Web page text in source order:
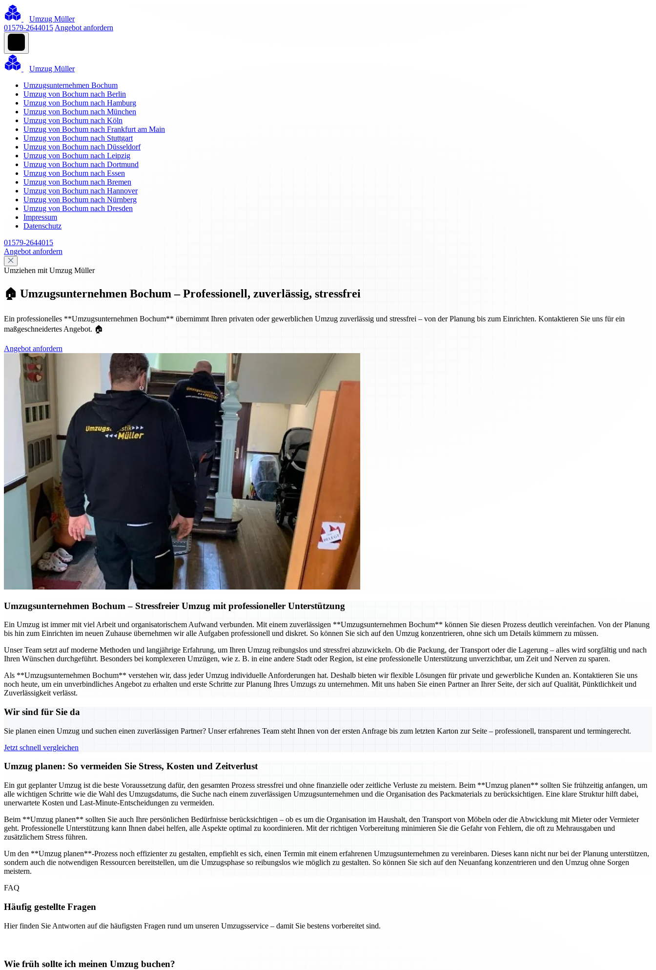
Umzug Müller
01579-2644015 Angebot anfordern
Umzug Müller
Umzugsunternehmen Bochum
Umzug von Bochum nach Berlin
Umzug von Bochum nach Hamburg
Umzug von Bochum nach München
Umzug von Bochum nach Köln
Umzug von Bochum nach Frankfurt am Main
Umzug von Bochum nach Stuttgart
Umzug von Bochum nach Düsseldorf
Umzug von Bochum nach Leipzig
Umzug von Bochum nach Dortmund
Umzug von Bochum nach Essen
Umzug von Bochum nach Bremen
Umzug von Bochum nach Hannover
Umzug von Bochum nach Nürnberg
Umzug von Bochum nach Dresden
Impressum
Datenschutz
01579-2644015
Angebot anfordern
Umziehen mit Umzug Müller
🏠 Umzugsunternehmen Bochum – Professionell, zuverlässig, stressfrei
Ein professionelles **Umzugsunternehmen Bochum** übernimmt Ihren privaten oder gewerblichen Umzug zuverlässig und stressfrei – von der Planung bis zum Einrichten. Kontaktieren Sie uns für ein
maßgeschneidertes Angebot. 🏠
Angebot anfordern
Umzugsunternehmen Bochum – Stressfreier Umzug mit professioneller Unterstützung
Ein Umzug ist immer mit viel Arbeit und organisatorischem Aufwand verbunden. Mit einem zuverlässigen **Umzugsunternehmen Bochum** können Sie diesen Prozess deutlich vereinfachen. Von der Planung
bis hin zum Einrichten im neuen Zuhause übernehmen wir alle Aufgaben professionell und diskret. So können Sie sich auf den Umzug konzentrieren, ohne sich um Details kümmern zu müssen.
Unser Team setzt auf moderne Methoden und langjährige Erfahrung, um Ihren Umzug reibungslos und stressfrei abzuwickeln. Ob die Packung, der Transport oder die Lagerung – alles wird sorgfältig und nach
Ihren Wünschen durchgeführt. Besonders bei komplexeren Umzügen, wie z. B. in eine andere Stadt oder Region, ist eine professionelle Unterstützung unverzichtbar, um Zeit und Nerven zu sparen.
Als **Umzugsunternehmen Bochum** verstehen wir, dass jeder Umzug individuelle Anforderungen hat. Deshalb bieten wir flexible Lösungen für private und gewerbliche Kunden an. Kontaktieren Sie uns
noch heute, um ein unverbindliches Angebot zu erhalten und erste Schritte zur Planung Ihres Umzugs zu unternehmen. Mit uns haben Sie einen Partner an Ihrer Seite, der sich auf Qualität, Pünktlichkeit und
Zuverlässigkeit verlässt.
Wir sind für Sie da
Sie planen einen Umzug und suchen einen zuverlässigen Partner? Unser erfahrenes Team steht Ihnen von der ersten Anfrage bis zum letzten Karton zur Seite – professionell, transparent und termingerecht.
Jetzt schnell vergleichen
Umzug planen: So vermeiden Sie Stress, Kosten und Zeitverlust
Ein gut geplanter Umzug ist die beste Voraussetzung dafür, den gesamten Prozess stressfrei und ohne finanzielle oder zeitliche Verluste zu meistern. Beim **Umzug planen** sollten Sie frühzeitig anfangen, um
alle wichtigen Schritte wie die Wahl des Umzugsdatums, die Suche nach einem zuverlässigen Umzugsunternehmen und die Organisation des Packmaterials zu berücksichtigen. Eine klare Struktur hilft dabei,
unerwartete Kosten und Last-Minute-Entscheidungen zu vermeiden.
Beim **Umzug planen** sollten Sie auch Ihre persönlichen Bedürfnisse berücksichtigen – ob es um die Organisation im Haushalt, den Transport von Möbeln oder die Abwicklung mit Mieter oder Vermieter
geht. Professionelle Unterstützung kann Ihnen dabei helfen, alle Aspekte optimal zu koordinieren. Mit der richtigen Vorbereitung minimieren Sie die Gefahr von Fehlern, die oft zu Mehrausgaben und
zusätzlichem Stress führen.
Um den **Umzug planen**-Prozess noch effizienter zu gestalten, empfiehlt es sich, einen Termin mit einem erfahrenen Umzugsunternehmen zu vereinbaren. Dieses kann nicht nur bei der Planung unterstützen,
sondern auch die notwendigen Ressourcen bereitstellen, um die Umzugsphase so reibungslos wie möglich zu gestalten. So können Sie sich auf den Neuanfang konzentrieren und den Umzug ohne Sorgen
meistern.
FAQ
Häufig gestellte Fragen
Hier finden Sie Antworten auf die häufigsten Fragen rund um unseren Umzugsservice – damit Sie bestens vorbereitet sind.
Wie früh sollte ich meinen Umzug buchen?